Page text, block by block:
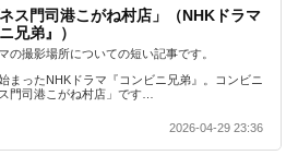
ネス門司港こがね村店」（NHKドラマ
兄弟』）
の撮影場所についての短い記事です。
まったNHKドラマ『コンビニ兄弟』。コンビニ
門司港こがね村店」です…
2026-04-29 23:36